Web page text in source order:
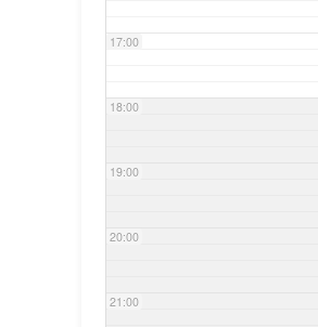
17:00
18:00
19:00
20:00
21:00